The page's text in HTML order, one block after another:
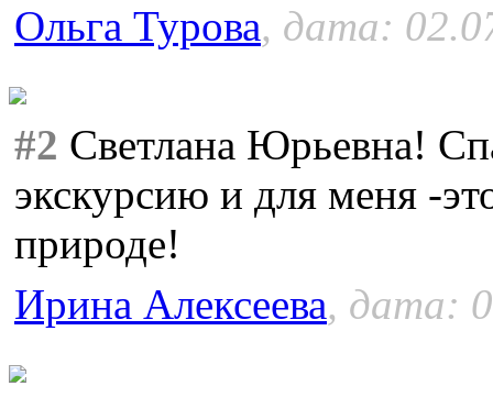
Ольга Турова, дата:
#2 Светлана Юрьевна!
экскурсию и для меня -
природе!
Ирина Алексеева, дата: